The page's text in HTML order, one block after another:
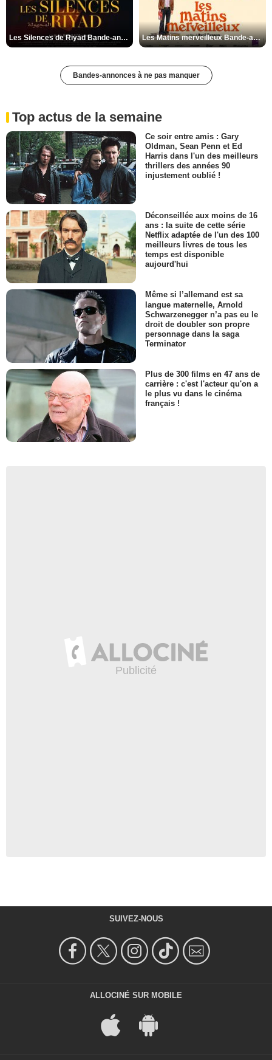
Les Silences de Riyad Bande-annonce VO STFR Les Matins merveilleux Bande-annonce VF
Bandes-annonces à ne pas manquer
Top actus de la semaine
Ce soir entre amis : Gary
Oldman, Sean Penn et Ed
Harris dans l'un des meilleurs
thrillers des années 90
injustement oublié !
Déconseillée aux moins de 16
ans : la suite de cette série
Netflix adaptée de l'un des 100
meilleurs livres de tous les
temps est disponible
aujourd'hui
Même si l’allemand est sa
langue maternelle, Arnold
Schwarzenegger n’a pas eu le
droit de doubler son propre
personnage dans la saga
Terminator
Plus de 300 films en 47 ans de
carrière : c'est l'acteur qu'on a
le plus vu dans le cinéma
français !
SUIVEZ-NOUS
ALLOCINÉ SUR MOBILE